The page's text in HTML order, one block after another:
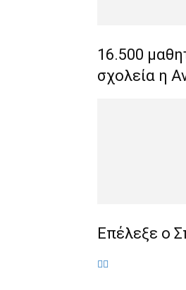
16.500
σχολεία η
Επέλεξε ο